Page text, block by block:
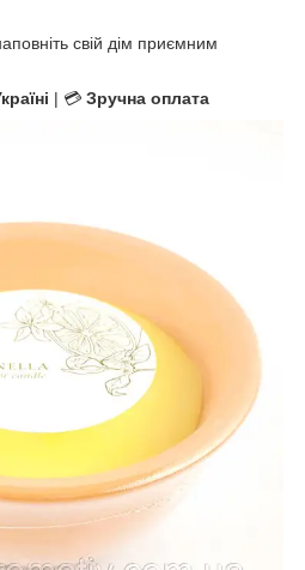
свій дім приємним
| 💳 Зручна оплата